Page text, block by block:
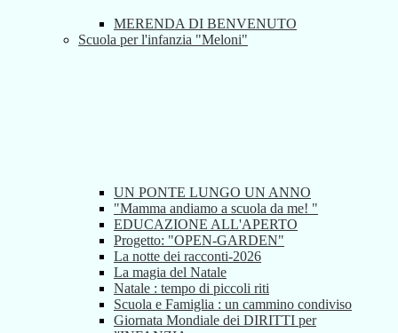
MERENDA DI BENVENUTO
Scuola per l'infanzia "Meloni"
UN PONTE LUNGO UN ANNO
"Mamma andiamo a scuola da me! "
EDUCAZIONE ALL'APERTO
Progetto: "OPEN-GARDEN"
La notte dei racconti-2026
La magia del Natale
Natale : tempo di piccoli riti
Scuola e Famiglia : un cammino condiviso
Giornata Mondiale dei DIRITTI per